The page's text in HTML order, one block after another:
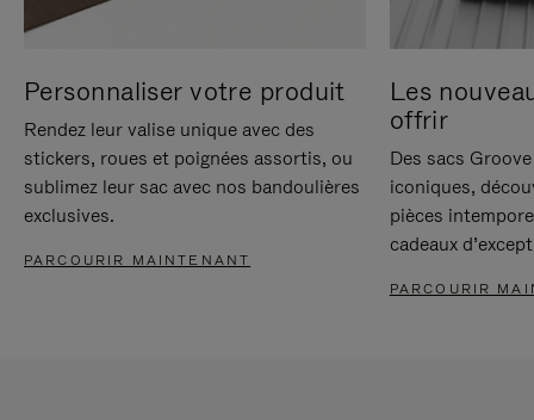
Personnaliser votre produit
Rendez leur valise unique avec des
stickers, roues et poignées assortis, ou
sublimez leur sac avec nos bandoulières
exclusives.
PARCOURIR MAINTENANT
Les
offrir
Des sacs
iconiques,
pièces
cadeaux
PARCOURIR